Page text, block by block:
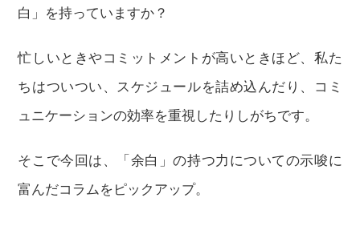
白」を持っていますか？
忙しいときやコミットメントが高いときほど、私た
ちはついつい、スケジュールを詰め込んだり、コミ
ュニケーションの効率を重視したりしがちです。
そこで今回は、「余白」の持つ力についての示唆に
富んだコラムをピックアップ。